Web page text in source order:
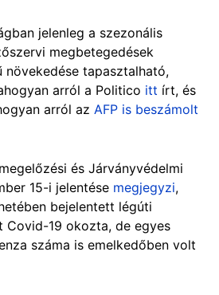
jelenleg a szezonális
megbetegedések
növekedése tapasztalható,
arról a Politico itt írt, és
arról az AFP is beszámolt
és Járványvédelmi
15-i jelentése megjegyzi,
bejelentett légúti
19 okozta, de egyes
száma is emelkedőben volt